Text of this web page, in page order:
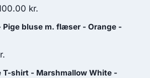
price
kr..
kr.
price
Pige bluse m. flæser - Orange -
price
T-shirt - Marshmallow White -